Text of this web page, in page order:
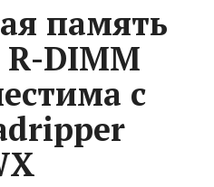
память
R-DIMM
с